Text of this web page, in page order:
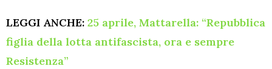
LEGGI ANCHE: 25 aprile, Mattarella: “Repubblica
figlia della lotta antifascista, ora e sempre
Resistenza”